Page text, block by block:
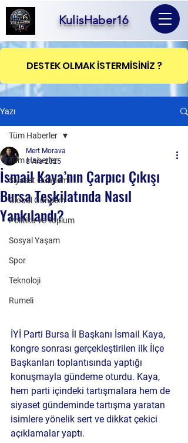
KulisHaber16
DESTEK OLMAK İSTERMİSİNİZ ?
Yazı
Tüm Haberler
Siyaset Gündemi
Global Gündem
Politika ve Toplum
Sosyal Yaşam
Spor
Teknoloji
Rumeli
Tüm Haberler
İsmail Kaya’nın Çarpıcı Çıkışı
Bursa Teşkilatında Nasıl
Yankılandı?
Mert Morava
8 Ara 2025
İYİ Parti Bursa İl Başkanı İsmail Kaya,
kongre sonrası gerçekleştirilen ilk İlçe
Başkanları toplantısında yaptığı
konuşmayla gündeme oturdu. Kaya,
hem parti içindeki tartışmalara hem de
siyaset gündeminde tartışma yaratan
isimlere yönelik sert ve dikkat çekici
açıklamalar yaptı.